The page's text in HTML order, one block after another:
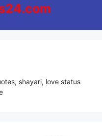
shayari, love status